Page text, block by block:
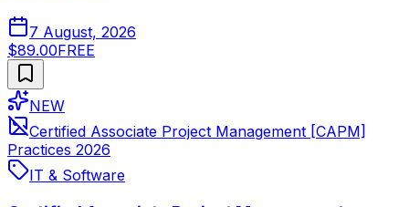
7 August, 2026
$89.00FREE
NEW
Certified Associate Project Management [CAPM]
Practices 2026
IT & Software